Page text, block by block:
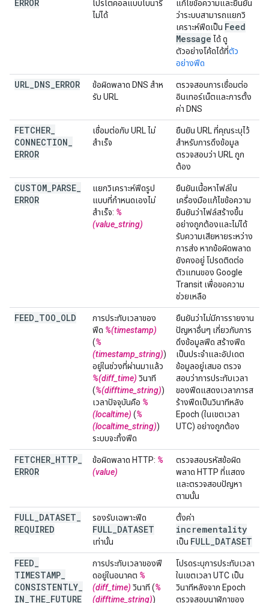
ERROR
โปรโตคอลแบบไบนารี
ไม่ได้
แก้ไขข้อความและยืนยัน
ว่าระบบสามารถแยกวิ
เคราะห์ฟีดเป็น Feed
Message ได้ ดู
ตัวอย่างโค้ดได้ที่ตัว
อย่างฟีด
URL DNS ERROR
ข้อผิดพลาด DNS สําห
รับ URL
ตรวจสอบการเชื่อมต่อ
อินเทอร์เน็ตและการตั้ง
ค่า DNS
FETCHER
CONNECTION
ERROR
เชื่อมต่อกับ URL ไม่
สำเร็จ
ยืนยัน URL ที่คุณระบุไว้
สำหรับการดึงข้อมูล
ตรวจสอบว่า URL ถูก
ต้อง
CUSTOM PARSE
ERROR
แยกวิเคราะห์ฟีดรูป
แบบที่กำหนดเองไม่
สำเร็จ: %
(value_string)
ยืนยันเนื้อหาไฟล์ใน
เครื่องมือแก้ไขข้อความ
ยืนยันว่าไฟล์สร้างขึ้น
อย่างถูกต้องและไม่ได้
รับความเสียหายระหว่าง
การส่ง หากข้อผิดพลาด
ยังคงอยู่ โปรดติดต่อ
ตัวแทนของ Google
Transit เพื่อขอความ
ช่วยเหลือ
FEED TOO OLD
การประทับเวลาของ
ฟีด %(timestamp)
(%
(timestamp_string))
อยู่ในช่วงที่ผ่านมาแล้ว
%(diff_time) วินาที
(%(difftime_string))
เวลาปัจจุบันคือ %
(localtime) (%
(localtime_string))
ระบบจะทิ้งฟีด
ยืนยันว่าไม่มีการรายงาน
ปัญหาอื่นๆ เกี่ยวกับการ
ดึงข้อมูลฟีด สร้างฟีด
เป็นประจำและอัปเดต
ข้อมูลอยู่เสมอ ตรวจ
สอบว่าการประทับเวลา
ของฟีดแสดงเวลาการส
ร้างฟีดเป็นวินาทีหลัง
Epoch (ในเขตเวลา
UTC) อย่างถูกต้อง
FETCHER HTTP
ERROR
ข้อผิดพลาด HTTP: %
(value)
ตรวจสอบรหัสข้อผิด
พลาด HTTP ที่แสดง
และตรวจสอบปัญหา
ตามนั้น
FULL DATASET
REQUIRED
รองรับเฉพาะฟีด
FULL DATASET
เท่านั้น
ตั้งค่า
incrementality
เป็น FULL DATASET
FEED
TIMESTAMP
CONSISTENTLY
IN THE FUTURE
การประทับเวลาของฟี
ดอยู่ในอนาคต %
(diff_time) วินาที (%
(difftime_string))
โปรดระบุการประทับเวลา
ในเขตเวลา UTC เป็น
วินาทีหลังจาก Epoch
ตรวจสอบนาฬิกาของ